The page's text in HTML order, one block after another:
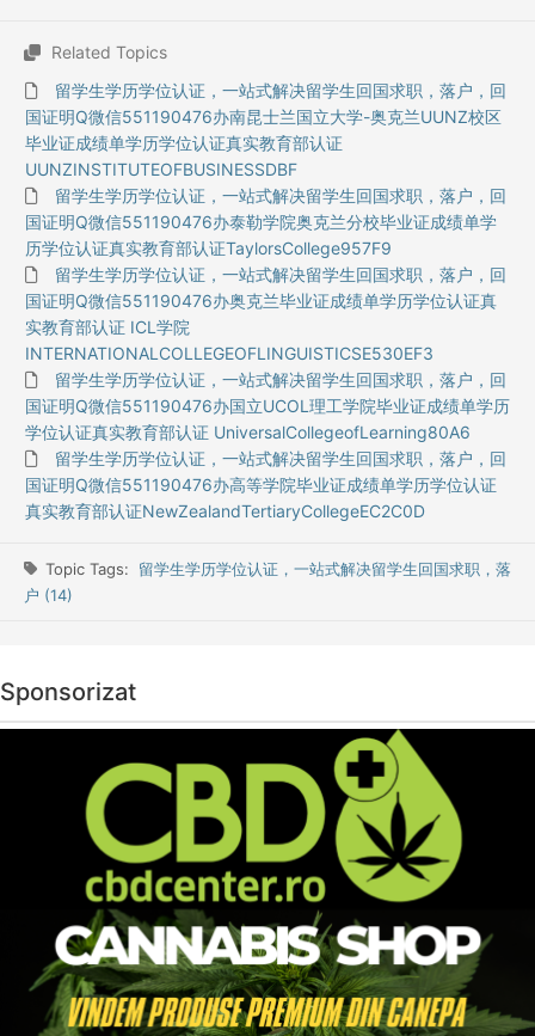
Related Topics
留学生学历学位认证，一站式解决留学生回国求职，落户，回
国证明Q微信551190476办南昆士兰国立大学-奥克兰UUNZ校区
毕业证成绩单学历学位认证真实教育部认证
UUNZINSTITUTEOFBUSINESSDBF
留学生学历学位认证，一站式解决留学生回国求职，落户，回
国证明Q微信551190476办泰勒学院奥克兰分校毕业证成绩单学
历学位认证真实教育部认证TaylorsCollege957F9
留学生学历学位认证，一站式解决留学生回国求职，落户，回
国证明Q微信551190476办奥克兰毕业证成绩单学历学位认证真
实教育部认证 ICL学院
INTERNATIONALCOLLEGEOFLINGUISTICSE530EF3
留学生学历学位认证，一站式解决留学生回国求职，落户，回
国证明Q微信551190476办国立UCOL理工学院毕业证成绩单学历
学位认证真实教育部认证 UniversalCollegeofLearning80A6
留学生学历学位认证，一站式解决留学生回国求职，落户，回
国证明Q微信551190476办高等学院毕业证成绩单学历学位认证
真实教育部认证NewZealandTertiaryCollegeEC2C0D
Topic Tags: 留学生学历学位认证，一站式解决留学生回国求职，落
户 (14)
Sponsorizat